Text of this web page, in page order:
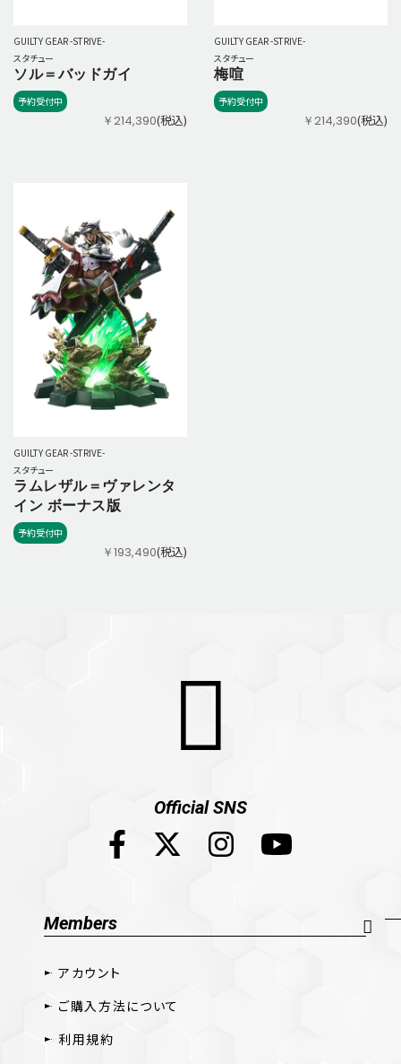
GUILTY GEAR -STRIVE-
スタチュー
ソル＝バッドガイ
予約受付中
￥214,390(税込)
GUILTY GEAR -STRIVE-
スタチュー
梅喧
予約受付中
￥214,390(税込)
GUILTY GEAR -STRIVE-
スタチュー
ラムレザル＝ヴァレンタ
イン ボーナス版
予約受付中
￥193,490(税込)
Official SNS
Members
アカウント
ご購入方法について
利用規約